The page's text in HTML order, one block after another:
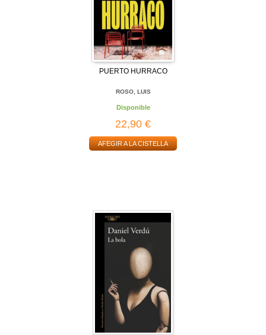
PUERTO HURRACO
ROSO, LUIS
Disponible
22,90 €
AFEGIR A LA CISTELLA